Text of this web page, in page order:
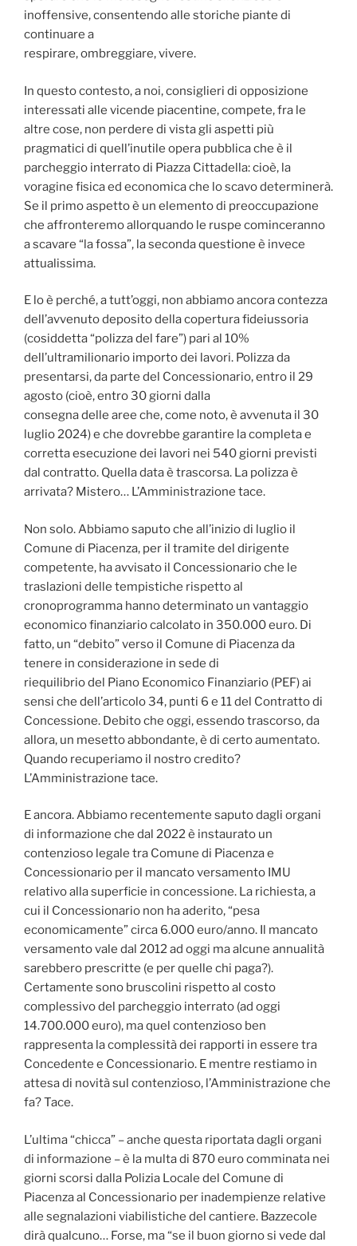
inoffensive, consentendo alle storiche piante di
continuare a
respirare, ombreggiare, vivere.
In questo contesto, a noi, consiglieri di opposizione
interessati alle vicende piacentine, compete, fra le
altre cose, non perdere di vista gli aspetti più
pragmatici di quell’inutile opera pubblica che è il
parcheggio interrato di Piazza Cittadella: cioè, la
voragine fisica ed economica che lo scavo determinerà.
Se il primo aspetto è un elemento di preoccupazione
che affronteremo allorquando le ruspe cominceranno
a scavare “la fossa”, la seconda questione è invece
attualissima.
E lo è perché, a tutt’oggi, non abbiamo ancora contezza
dell’avvenuto deposito della copertura fideiussoria
(cosiddetta “polizza del fare”) pari al 10%
dell’ultramilionario importo dei lavori. Polizza da
presentarsi, da parte del Concessionario, entro il 29
agosto (cioè, entro 30 giorni dalla
consegna delle aree che, come noto, è avvenuta il 30
luglio 2024) e che dovrebbe garantire la completa e
corretta esecuzione dei lavori nei 540 giorni previsti
dal contratto. Quella data è trascorsa. La polizza è
arrivata? Mistero… L’Amministrazione tace.
Non solo. Abbiamo saputo che all’inizio di luglio il
Comune di Piacenza, per il tramite del dirigente
competente, ha avvisato il Concessionario che le
traslazioni delle tempistiche rispetto al
cronoprogramma hanno determinato un vantaggio
economico finanziario calcolato in 350.000 euro. Di
fatto, un “debito” verso il Comune di Piacenza da
tenere in considerazione in sede di
riequilibrio del Piano Economico Finanziario (PEF) ai
sensi che dell’articolo 34, punti 6 e 11 del Contratto di
Concessione. Debito che oggi, essendo trascorso, da
allora, un mesetto abbondante, è di certo aumentato.
Quando recuperiamo il nostro credito?
L’Amministrazione tace.
E ancora. Abbiamo recentemente saputo dagli organi
di informazione che dal 2022 è instaurato un
contenzioso legale tra Comune di Piacenza e
Concessionario per il mancato versamento IMU
relativo alla superficie in concessione. La richiesta, a
cui il Concessionario non ha aderito, “pesa
economicamente” circa 6.000 euro/anno. Il mancato
versamento vale dal 2012 ad oggi ma alcune annualità
sarebbero prescritte (e per quelle chi paga?).
Certamente sono bruscolini rispetto al costo
complessivo del parcheggio interrato (ad oggi
14.700.000 euro), ma quel contenzioso ben
rappresenta la complessità dei rapporti in essere tra
Concedente e Concessionario. E mentre restiamo in
attesa di novità sul contenzioso, l’Amministrazione che
fa? Tace.
L’ultima “chicca” – anche questa riportata dagli organi
di informazione – è la multa di 870 euro comminata nei
giorni scorsi dalla Polizia Locale del Comune di
Piacenza al Concessionario per inadempienze relative
alle segnalazioni viabilistiche del cantiere. Bazzecole
dirà qualcuno… Forse, ma “se il buon giorno si vede dal